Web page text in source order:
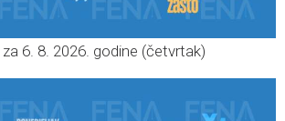
6. 8. 2026. godine (četvrtak)